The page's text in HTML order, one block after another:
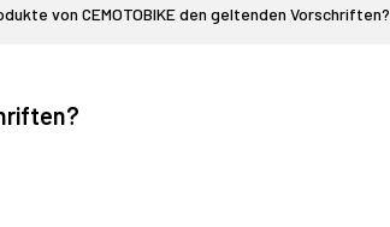
von CEMOTOBIKE den geltenden Vorschriften?